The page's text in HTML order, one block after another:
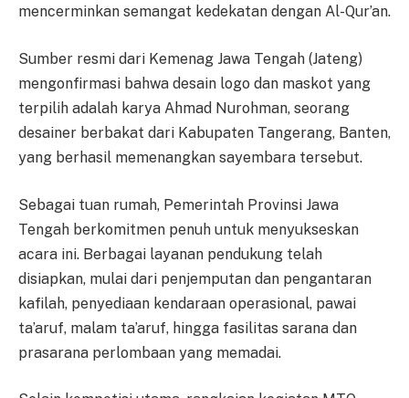
mencerminkan semangat kedekatan dengan Al-Qur’an.
Sumber resmi dari Kemenag Jawa Tengah (Jateng)
mengonfirmasi bahwa desain logo dan maskot yang
terpilih adalah karya Ahmad Nurohman, seorang
desainer berbakat dari Kabupaten Tangerang, Banten,
yang berhasil memenangkan sayembara tersebut.
Sebagai tuan rumah, Pemerintah Provinsi Jawa
Tengah berkomitmen penuh untuk menyukseskan
acara ini. Berbagai layanan pendukung telah
disiapkan, mulai dari penjemputan dan pengantaran
kafilah, penyediaan kendaraan operasional, pawai
ta’aruf, malam ta’aruf, hingga fasilitas sarana dan
prasarana perlombaan yang memadai.